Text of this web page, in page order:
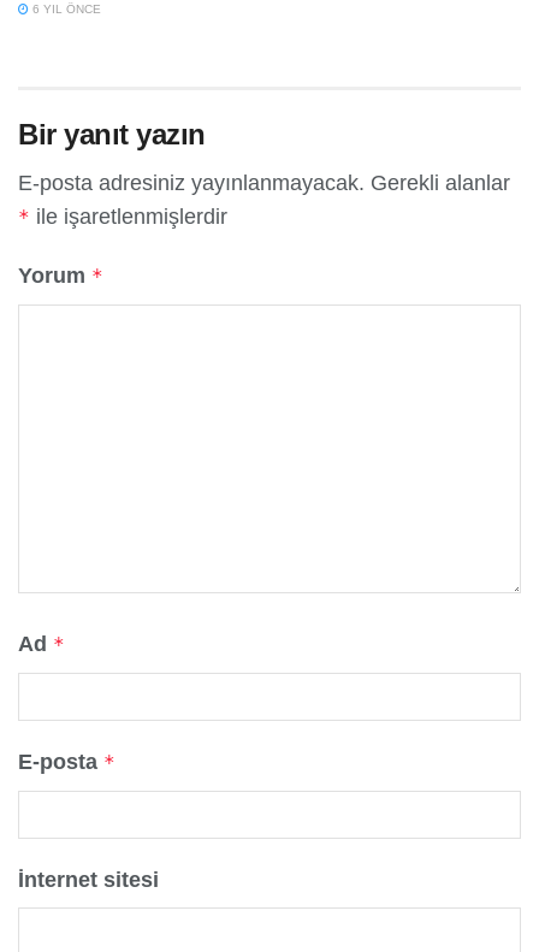
6 YIL ÖNCE
Bir yanıt yazın
E-posta adresiniz yayınlanmayacak. Gerekli alanlar
* ile işaretlenmişlerdir
Yorum *
Ad *
E-posta *
İnternet sitesi